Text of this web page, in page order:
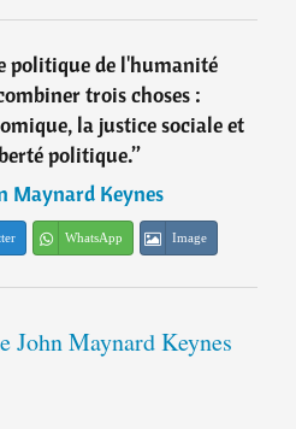
politique de l'humanité
trois choses :
la justice sociale et
politique.”
Maynard Keynes
WhatsApp Image
John Maynard Keynes